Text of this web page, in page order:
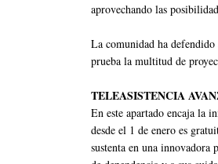
aprovechando las
La comunidad ha
prueba la multitud de
TELEASISTENCIA
En este apartado encaja la
desde el 1 de enero es
sustenta en una innovadora